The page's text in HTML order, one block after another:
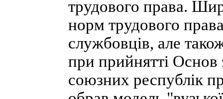
трудового права.
норм трудового
службовців, але
при прийнятті Основ
союзних республік